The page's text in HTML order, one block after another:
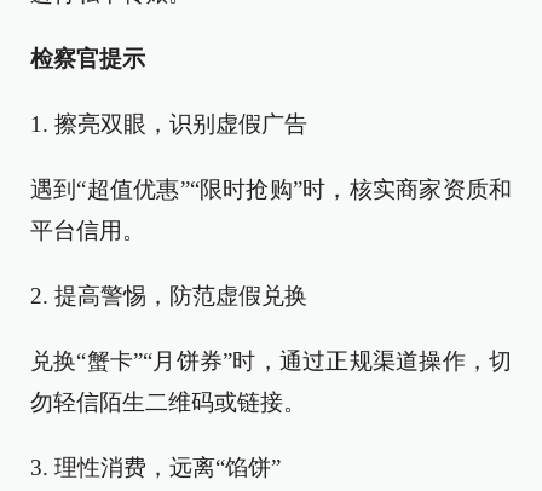
检察官提示
1. 擦亮双眼，识别虚假广告
遇到“超值优惠”“限时抢购”时，核实商家资质和
平台信用。
2. 提高警惕，防范虚假兑换
兑换“蟹卡”“月饼券”时，通过正规渠道操作，切
勿轻信陌生二维码或链接。
3. 理性消费，远离“馅饼”